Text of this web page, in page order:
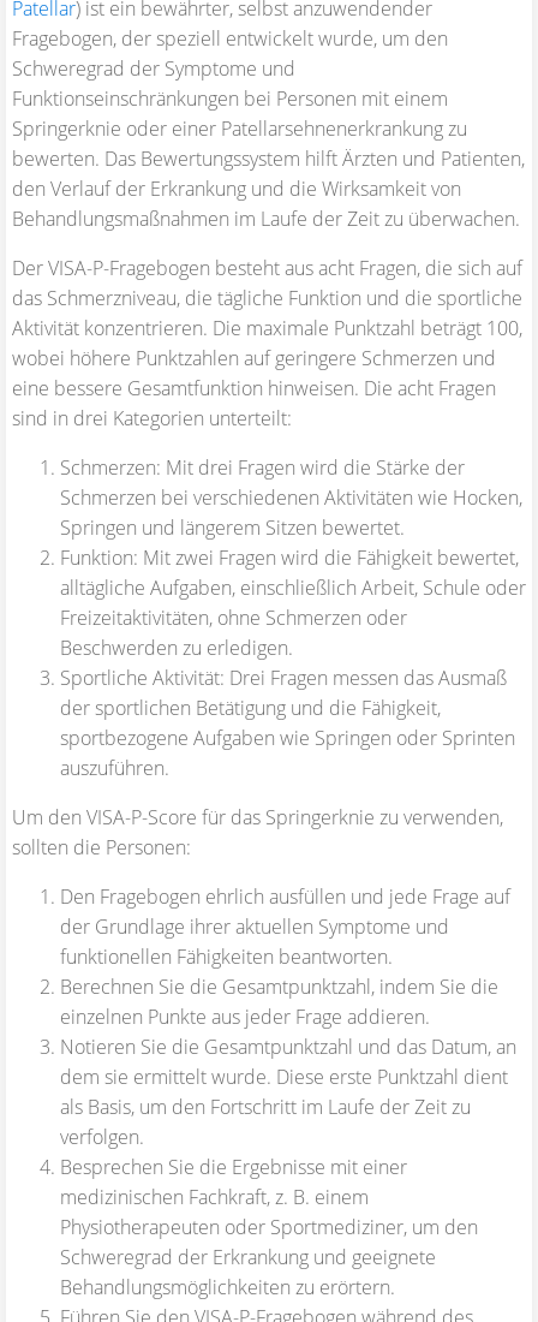
Patellar) ist ein bewährter, selbst anzuwendender
Fragebogen, der speziell entwickelt wurde, um den
Schweregrad der Symptome und
Funktionseinschränkungen bei Personen mit einem
Springerknie oder einer Patellarsehnenerkrankung zu
bewerten. Das Bewertungssystem hilft Ärzten und Patienten,
den Verlauf der Erkrankung und die Wirksamkeit von
Behandlungsmaßnahmen im Laufe der Zeit zu überwachen.
Der VISA-P-Fragebogen besteht aus acht Fragen, die sich auf
das Schmerzniveau, die tägliche Funktion und die sportliche
Aktivität konzentrieren. Die maximale Punktzahl beträgt 100,
wobei höhere Punktzahlen auf geringere Schmerzen und
eine bessere Gesamtfunktion hinweisen. Die acht Fragen
sind in drei Kategorien unterteilt:
Schmerzen: Mit drei Fragen wird die Stärke der
Schmerzen bei verschiedenen Aktivitäten wie Hocken,
Springen und längerem Sitzen bewertet.
Funktion: Mit zwei Fragen wird die Fähigkeit bewertet,
alltägliche Aufgaben, einschließlich Arbeit, Schule oder
Freizeitaktivitäten, ohne Schmerzen oder
Beschwerden zu erledigen.
Sportliche Aktivität: Drei Fragen messen das Ausmaß
der sportlichen Betätigung und die Fähigkeit,
sportbezogene Aufgaben wie Springen oder Sprinten
auszuführen.
Um den VISA-P-Score für das Springerknie zu verwenden,
sollten die Personen:
Den Fragebogen ehrlich ausfüllen und jede Frage auf
der Grundlage ihrer aktuellen Symptome und
funktionellen Fähigkeiten beantworten.
Berechnen Sie die Gesamtpunktzahl, indem Sie die
einzelnen Punkte aus jeder Frage addieren.
Notieren Sie die Gesamtpunktzahl und das Datum, an
dem sie ermittelt wurde. Diese erste Punktzahl dient
als Basis, um den Fortschritt im Laufe der Zeit zu
verfolgen.
Besprechen Sie die Ergebnisse mit einer
medizinischen Fachkraft, z. B. einem
Physiotherapeuten oder Sportmediziner, um den
Schweregrad der Erkrankung und geeignete
Behandlungsmöglichkeiten zu erörtern.